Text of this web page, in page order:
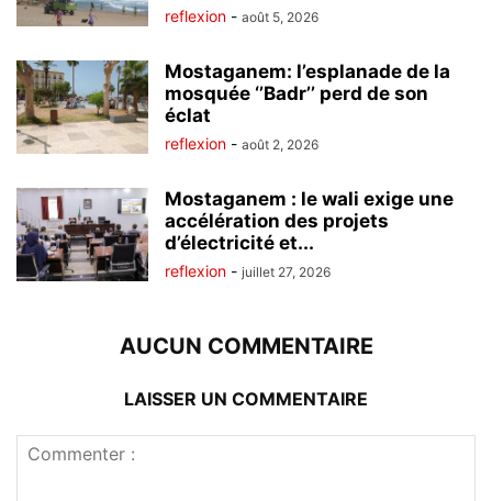
reflexion - août 5, 2026
Mostaganem: l’esplanade de la
mosquée ‘’Badr’’ perd de son
éclat
reflexion - août 2, 2026
Mostaganem : le wali exige une
accélération des projets
d’électricité et...
reflexion - juillet 27, 2026
AUCUN COMMENTAIRE
LAISSER UN COMMENTAIRE